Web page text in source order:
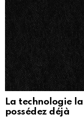
La technologie
possédez déjà